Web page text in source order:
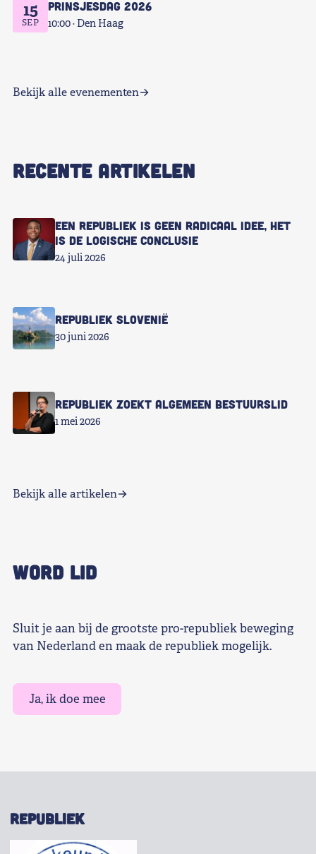
15
SEP
Prinsjesdag 2026
10:00 Den Haag
Bekijk alle evenementen
RECENTE ARTIKELEN
Een republiek is geen radicaal idee, het
is de logische conclusie
24 juli 2026
Republiek Slovenië
30 juni 2026
Republiek zoekt Algemeen Bestuurslid
1 mei 2026
Bekijk alle artikelen
WORD LID
Sluit je aan bij de grootste pro-republiek beweging
van Nederland en maak de republiek mogelijk.
Ja, ik doe mee
REPUBLIEK